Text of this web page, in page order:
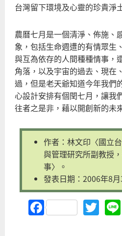
台灣留下環境及心靈的珍貴淨
農曆七月是一個清淨、佈施、
象，包括生命週遭的有情眾生
與互為依存的人間種種情事，
角落，以及宇宙的過去、現在
過，但是老天爺知道今年我們
心設計安排有個閏七月，讓我
往者之是非，藉以開創新的未
作者：林文印〈國立
與管理研究所副教授
事〉。
發表日期：2006年8月
Facebook